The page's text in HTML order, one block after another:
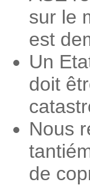
sur le
est
Un
doit
Nous
de